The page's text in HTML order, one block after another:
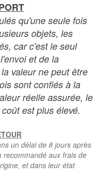
qu'une seule fois
objets, les
car c'est le seul
et de la
valeur ne peut être
sont confiés à la
réelle assurée, le
est plus élevé.
un délai de 8 jours après
aux frais de
et dans leur état